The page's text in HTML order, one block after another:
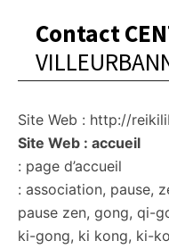
Contact
Site Web : http://
Site Web : accueil
: page d’accueil
: association, pause,
pause zen, gong, qi-
ki-gong, ki kong, ki-